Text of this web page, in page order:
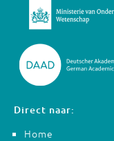
Direct naar:
Home